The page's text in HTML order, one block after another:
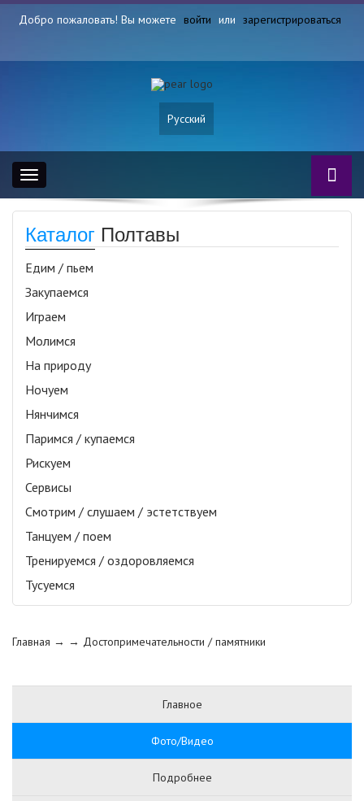
Добро пожаловать! Вы можете войти или зарегистрироваться
Русский
Toggle
navigation
Каталог Полтавы
Едим / пьем
Закупаемся
Играем
Молимся
На природу
Ночуем
Нянчимся
Паримся / купаемся
Рискуем
Сервисы
Смотрим / слушаем / эстетствуем
Танцуем / поем
Тренируемся / оздоровляемся
Тусуемся
Главная → → Достопримечательности / памятники
Главное
Фото/Видео
Подробнее